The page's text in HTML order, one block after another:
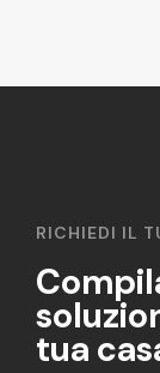
RICHIEDI IL
tua